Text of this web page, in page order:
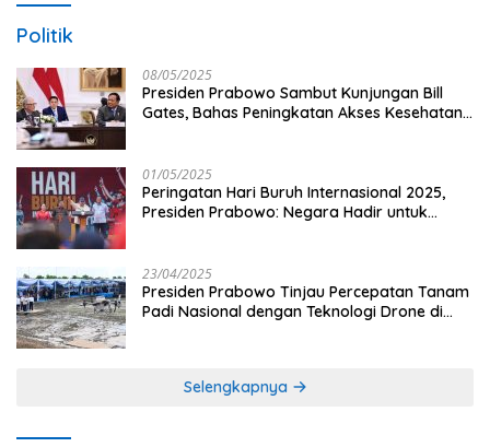
Politik
08/05/2025
Presiden Prabowo Sambut Kunjungan Bill
Gates, Bahas Peningkatan Akses Kesehatan
01/05/2025
Peringatan Hari Buruh Internasional 2025,
Presiden Prabowo: Negara Hadir untuk
23/04/2025
Presiden Prabowo Tinjau Percepatan Tanam
Padi Nasional dengan Teknologi Drone di
Selengkapnya